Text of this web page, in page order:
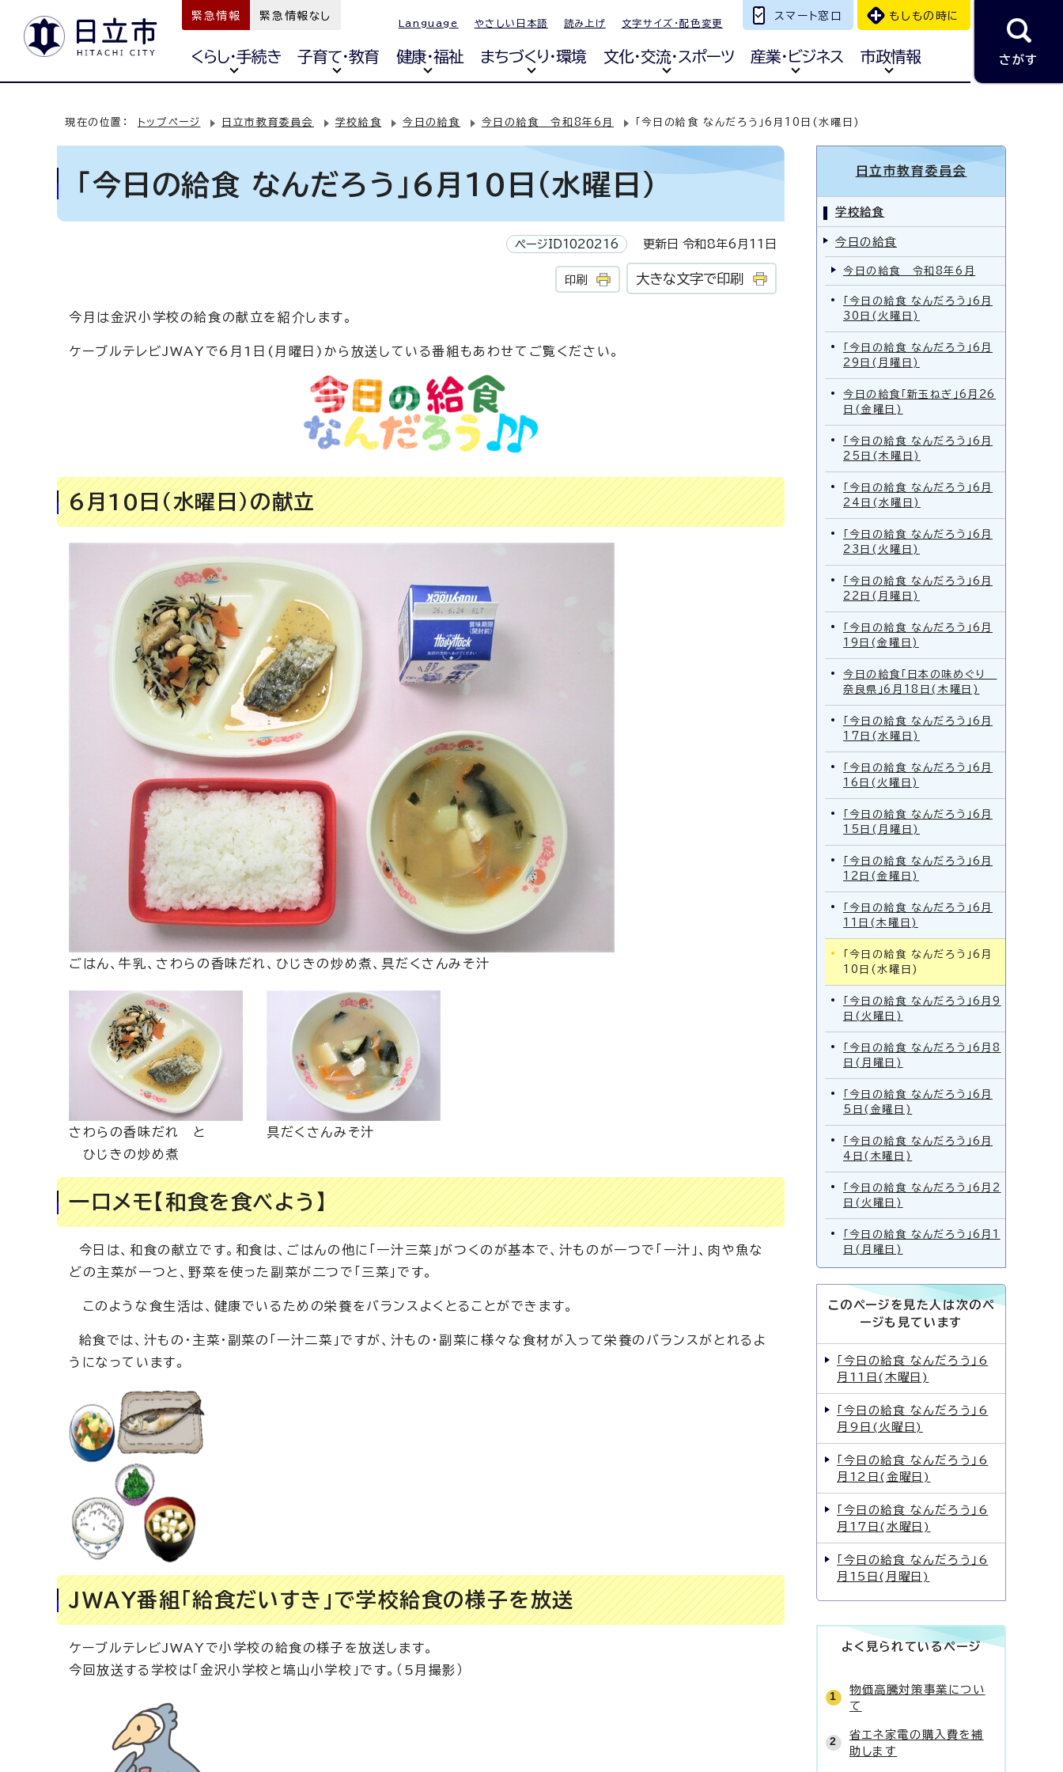
緊急情報 緊急情報なし
Language やさしい日本語 読み上げ 文字サイズ・配色変更
スマート窓口 もしもの時に
くらし・手続き 子育て・教育 健康・福祉 まちづくり・環境 文化・交流・スポーツ 産業・ビジネス 市政情報 さがす
現在の位置： トップページ 日立市教育委員会 学校給食 今日の給食 今日の給食 令和8年6月 「今日の給食 なんだろう」6月10日(水曜日)
「今日の給食 なんだろう」6月10日(水曜日)
ページID1020216 更新日 令和8年6月11日
印刷 大きな文字で印刷
今月は金沢小学校の給食の献立を紹介します。
ケーブルテレビJWAYで6月1日(月曜日)から放送している番組もあわせてご覧ください。
6月10日(水曜日)の献立
ごはん、牛乳、さわらの香味だれ、ひじきの炒め煮、具だくさんみそ汁
さわらの香味だれ と
ひじきの炒め煮
具だくさんみそ汁
一口メモ【和食を食べよう】
今日は、和食の献立です。和食は、ごはんの他に「一汁三菜」がつくのが基本で、汁ものが一つで「一汁」、肉や魚な
どの主菜が一つと、野菜を使った副菜が二つで「三菜」です。
このような食生活は、健康でいるための栄養をバランスよくとることができます。
給食では、汁もの・主菜・副菜の「一汁二菜」ですが、汁もの・副菜に様々な食材が入って栄養のバランスがとれるよ
うになっています。
JWAY番組「給食だいすき」で学校給食の様子を放送
ケーブルテレビJWAYで小学校の給食の様子を放送します。
今回放送する学校は「金沢小学校と塙山小学校」です。（5月撮影）
日立市教育委員会
学校給食
今日の給食
今日の給食 令和8年6月
「今日の給食 なんだろう」6月
30日(火曜日)
「今日の給食 なんだろう」6月
29日(月曜日)
今日の給食「新玉ねぎ」6月26
日(金曜日)
「今日の給食 なんだろう」6月
25日(木曜日)
「今日の給食 なんだろう」6月
24日(水曜日)
「今日の給食 なんだろう」6月
23日(火曜日)
「今日の給食 なんだろう」6月
22日(月曜日)
「今日の給食 なんだろう」6月
19日(金曜日)
今日の給食「日本の味めぐり
奈良県」6月18日(木曜日)
「今日の給食 なんだろう」6月
17日(水曜日)
「今日の給食 なんだろう」6月
16日(火曜日)
「今日の給食 なんだろう」6月
15日(月曜日)
「今日の給食 なんだろう」6月
12日(金曜日)
「今日の給食 なんだろう」6月
11日(木曜日)
「今日の給食 なんだろう」6月
10日(水曜日)
「今日の給食 なんだろう」6月9
日(火曜日)
「今日の給食 なんだろう」6月8
日(月曜日)
「今日の給食 なんだろう」6月
5日(金曜日)
「今日の給食 なんだろう」6月
4日(木曜日)
「今日の給食 なんだろう」6月2
日(火曜日)
「今日の給食 なんだろう」6月1
日(月曜日)
このページを見た人は次のペ
ージも見ています
「今日の給食 なんだろう」6
月11日(木曜日)
「今日の給食 なんだろう」6
月9日(火曜日)
「今日の給食 なんだろう」6
月12日(金曜日)
「今日の給食 なんだろう」6
月17日(水曜日)
「今日の給食 なんだろう」6
月15日(月曜日)
よく見られているページ
物価高騰対策事業につい
て
省エネ家電の購入費を補
助します